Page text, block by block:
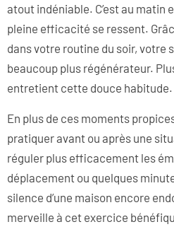
atout indéniable. C’est au matin
pleine efficacité se ressent.
dans votre routine du soir, votre
beaucoup plus régénérateur.
entretient cette douce habitude.
En plus de ces moments
pratiquer avant ou après une
réguler plus efficacement les
déplacement ou quelques
silence d’une maison encore
merveille à cet exercice